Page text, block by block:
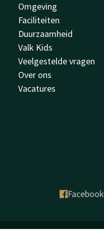
Omgeving
Faciliteiten
Duurzaamheid
Valk Kids
Veelgestelde vragen
Over ons
Vacatures
Facebook